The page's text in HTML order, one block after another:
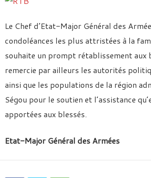
Le Chef d’Etat-Major Général des
condoléances les plus attristées à la
souhaite un prompt rétablissement aux
remercie par ailleurs les autorités
ainsi que les populations de la région
Ségou pour le soutien et l’assistance
apportées aux blessés.
Etat-Major Général des Armées